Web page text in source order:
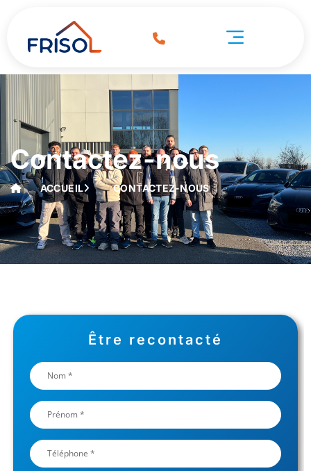
Contactez-nous
ACCUEIL CONTACTEZ-NOUS
Être recontacté